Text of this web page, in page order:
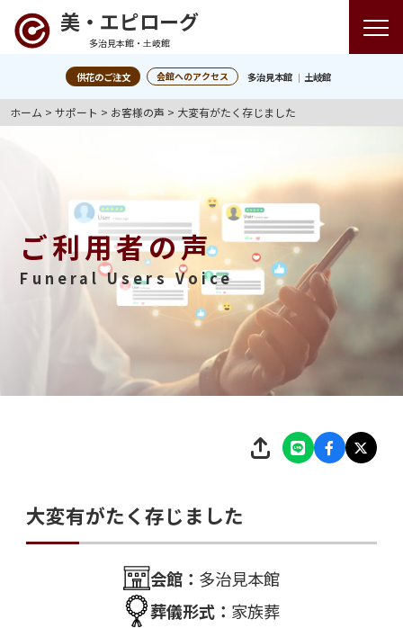
美・エピローグ
多治見本館・土岐館
供花のご注文 会館へのアクセス 多治見本館 土岐館
ホーム >サポート > お客様の声 > 大変有がたく存じました
ご利用者の声
Funeral Users Voice
大変有がたく存じました
会館： 多治見本館
葬儀形式： 家族葬